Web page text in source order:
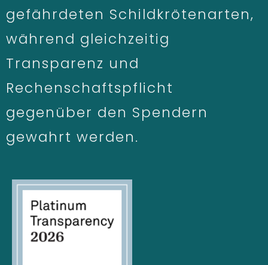
gefährdeten Schildkrötenarten,
während gleichzeitig
Transparenz und
Rechenschaftspflicht
gegenüber den Spendern
gewahrt werden.